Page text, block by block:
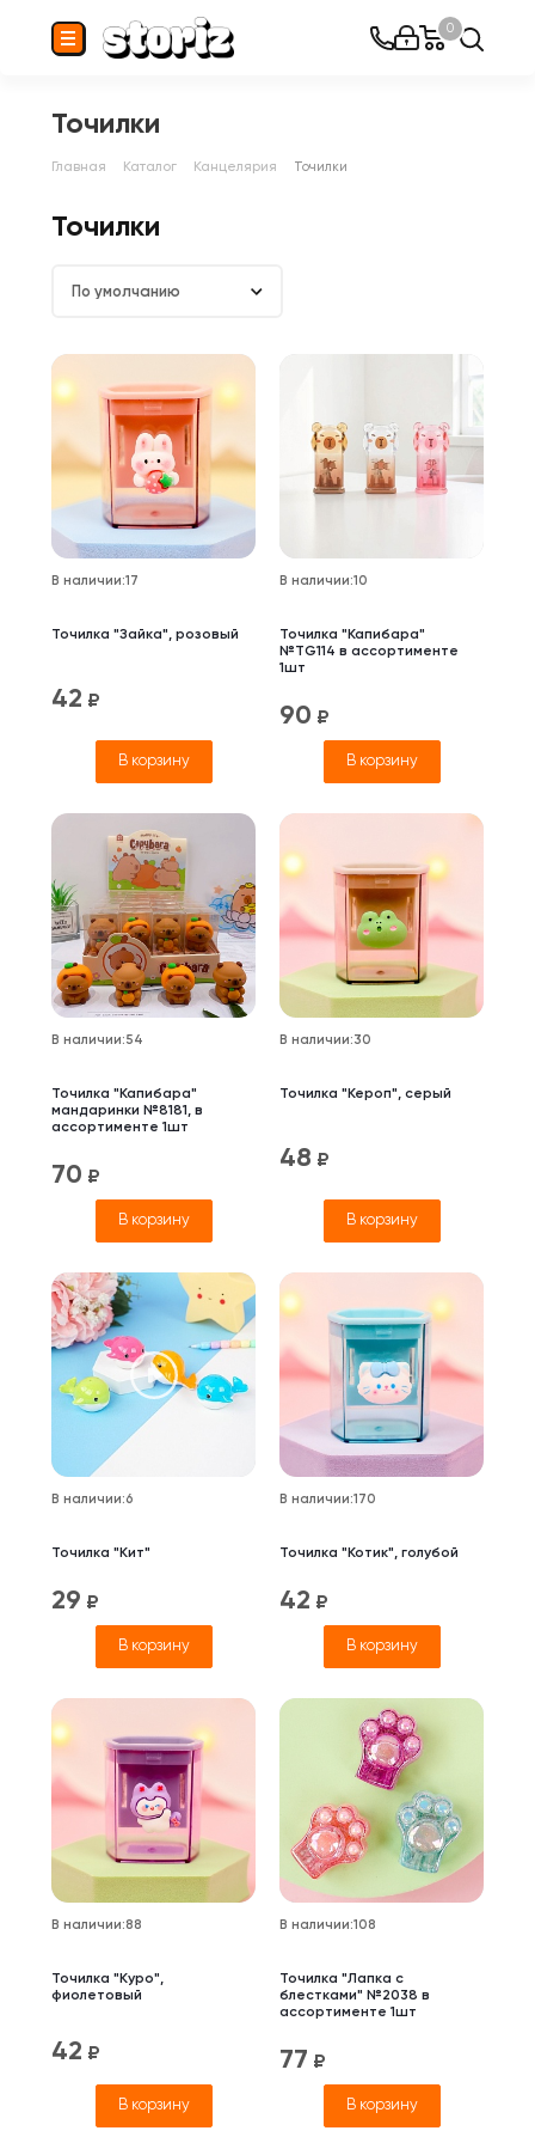
0
Точилки
Главная Каталог Канцелярия Точилки
Точилки
По умолчанию
В наличии:17
Точилка "Зайка", розовый
42 ₽
В корзину
В наличии:10
Точилка "Капибара"
№TG114 в ассортименте
1шт
90 ₽
В корзину
В наличии:54
Точилка "Капибара"
мандаринки №8181, в
ассортименте 1шт
70 ₽
В корзину
В наличии:30
Точилка "Кероп", серый
48 ₽
В корзину
В наличии:6
Точилка "Кит"
29 ₽
В корзину
В наличии:170
Точилка "Котик", голубой
42 ₽
В корзину
В наличии:88
Точилка "Куро",
фиолетовый
42 ₽
В корзину
В наличии:108
Точилка "Лапка с
блестками" №2038 в
ассортименте 1шт
77 ₽
В корзину